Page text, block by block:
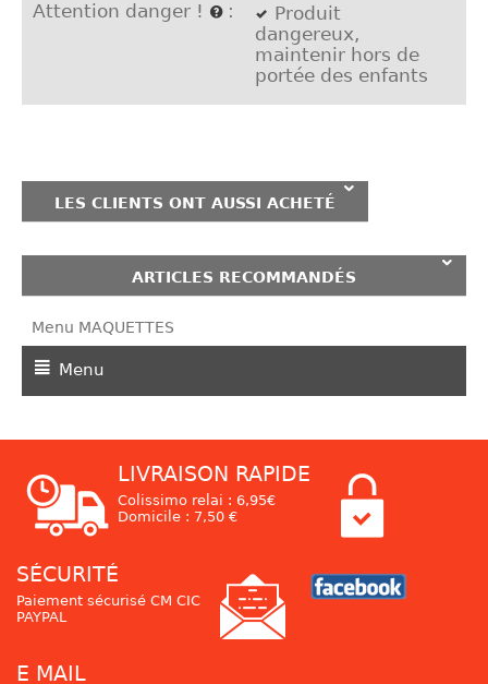
Attention danger ! :
Produit
dangereux,
maintenir hors de
portée des enfants
LES CLIENTS ONT AUSSI ACHETÉ
ARTICLES RECOMMANDÉS
Menu MAQUETTES
Menu
LIVRAISON RAPIDE
Colissimo relai : 6,95€
Domicile : 7,50 €
SÉCURITÉ
Paiement sécurisé CM CIC
PAYPAL
E MAIL